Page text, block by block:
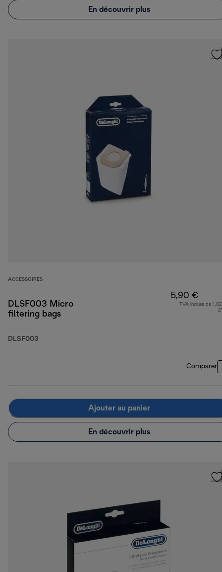
En découvrir plus
ACCESSOIRES
DLSF003 Micro
filtering bags
DLSF003
5,90 €
TVA incluse de
Comparer
Ajouter au panier
En découvrir plus